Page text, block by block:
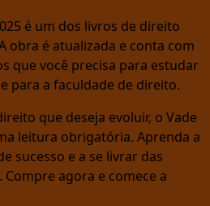
é um dos livros de direito
obra é atualizada e conta com
que você precisa para estudar
para a faculdade de direito.
que deseja evoluir, o Vade
leitura obrigatória. Aprenda a
sucesso e a se livrar das
agora e comece a